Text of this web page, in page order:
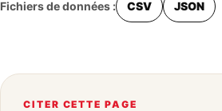
Fichiers de données : CSV JSON
CITER CETTE PAGE